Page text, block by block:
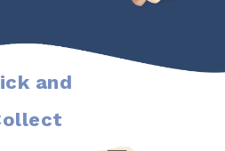
and